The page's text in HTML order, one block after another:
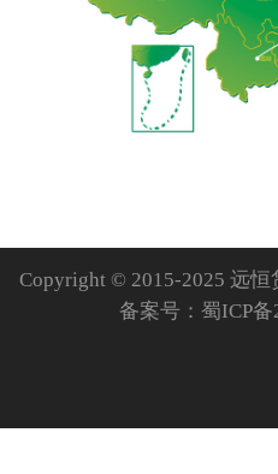
Copyright © 2015-2025 远
备案号： 蜀ICP